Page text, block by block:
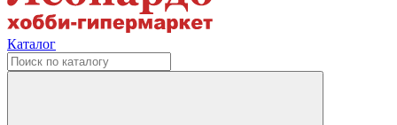
Каталог